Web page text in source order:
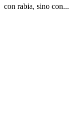
con rabia, sino con...